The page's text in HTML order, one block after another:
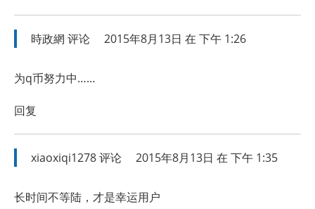
時政網 评论 2015年8月13日 在 下午 1:26
为q币努力中……
回复
xiaoxiqi1278评论 2015年8月13日 在 下午 1:35
长时间不等陆，才是幸运用户